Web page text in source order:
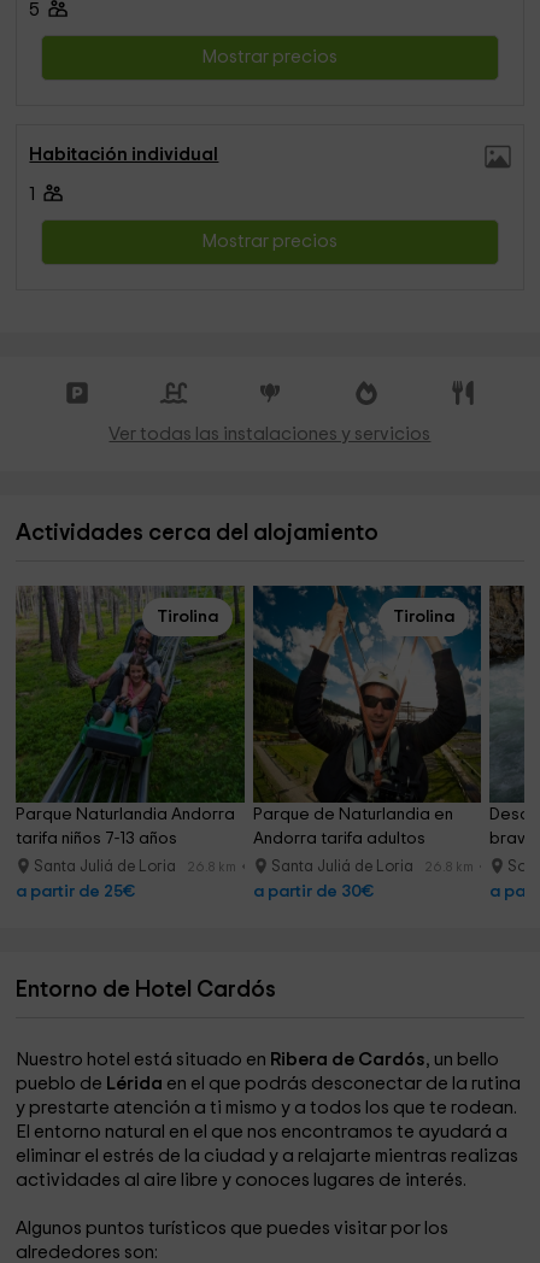
5
Mostrar precios
Habitación individual
Mostrar precios
Ver todas las instalaciones y servicios
Actividades cerca del alojamiento
Tirolina
Parque Naturlandia Andorra
tarifa niños 7-13 años
Santa Juliá de Loria 26.8 km
a partir de 25€
Tirolina
Parque de Naturlandia en
Andorra tarifa adultos
Santa Juliá de Loria 26.8 km
a partir de 30€
Sort
a
Entorno de Hotel Cardós
Nuestro hotel está situado en Ribera de Cardós, un bello
pueblo de Lérida en el que podrás desconectar de la rutina
y prestarte atención a ti mismo y a todos los que te rodean.
El entorno natural en el que nos encontramos te ayudará a
eliminar el estrés de la ciudad y a relajarte mientras realizas
actividades al aire libre y conoces lugares de interés.
Algunos puntos turísticos que puedes visitar por los
alrededores son: